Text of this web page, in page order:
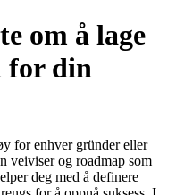
om å lage
for din
for enhver gründer eller
veiviser og roadmap som
deg med å definere